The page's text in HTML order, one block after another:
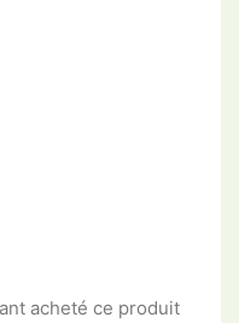
acheté ce produit